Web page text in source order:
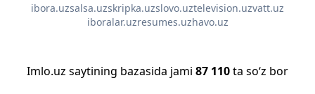
ibora.uzsalsa.uzskripka.uzslovo.uztelevision.uzvatt.uz
iboralar.uzresumes.uzhavo.uz
Imlo.uz saytining bazasida jami 87 110ta so‘z bor